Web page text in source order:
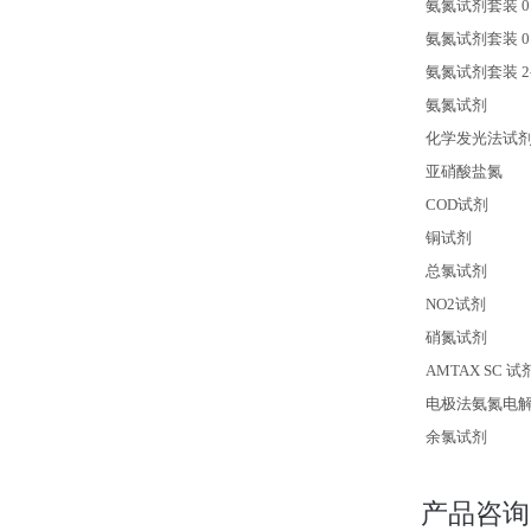
氨氮试剂套装
氨氮试剂套装
氨氮试剂套装
氨氮试剂
化学发光法试
亚硝酸盐氮
COD试剂
铜试剂
总氯试剂
NO2试剂
硝氮试剂
AMTAX SC 试
电极法氨氮电
余氯试剂
产品咨询